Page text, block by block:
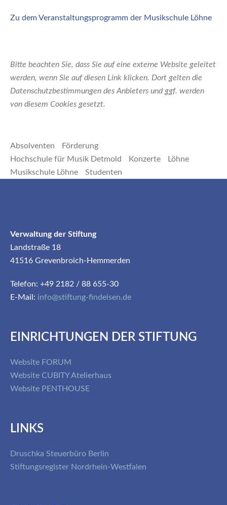
Zu dem Veranstaltungsprogramm der Musikschule Löhne
Bitte beachten Sie, dass Sie auf eine externe Website geleitet
werden, wenn Sie auf diesen Link klicken. Dort gelten die
Datenschutzbestimmungen des Anbieters und ggf. werden
von diesem Cookies gesetzt.
Absolventen
Förderung
Hochschule für Musik Detmold
Konzerte
Löhne
Musikschule Löhne
Studenten
Verwaltung der Stiftung
Landstraße 18
41516 Grevenbroich-Hemmerden
Telefon: +49 2182 / 88 655-30
E-Mail: info@stiftung-findeisen.de
EINRICHTUNGEN DER STIFTUNG
Website FORUM
Website CUBITY Atelierhaus
Website PENTHOUSE
LINKS
Druschka Steuerbüro Berlin
Stiftungsregister Nordrhein-Westfalen